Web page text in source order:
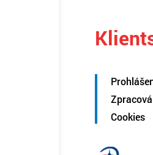
Cookies